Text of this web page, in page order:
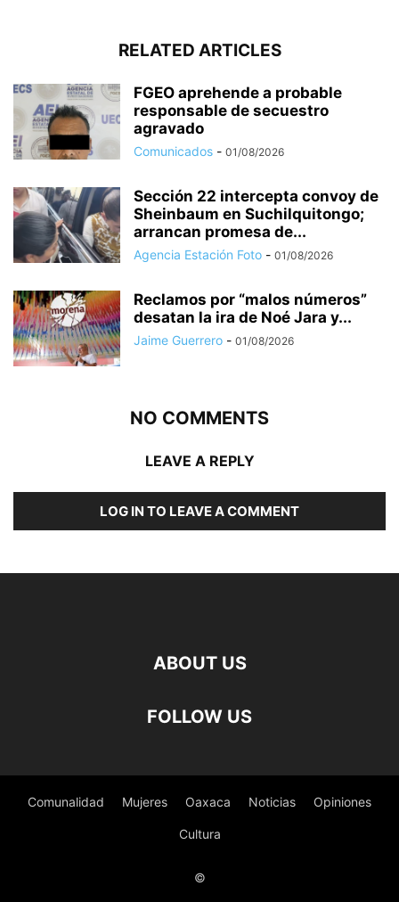
RELATED ARTICLES
FGEO aprehende a probable
responsable de secuestro
agravado
Comunicados - 01/08/2026
Sección 22 intercepta convoy de
Sheinbaum en Suchilquitongo;
arrancan promesa de...
Agencia Estación Foto - 01/08/2026
Reclamos por “malos números”
desatan la ira de Noé Jara y...
Jaime Guerrero - 01/08/2026
NO COMMENTS
LEAVE A REPLY
LOG IN TO LEAVE A COMMENT
ABOUT US
FOLLOW US
Comunalidad Mujeres Oaxaca Noticias Opiniones
Cultura
©